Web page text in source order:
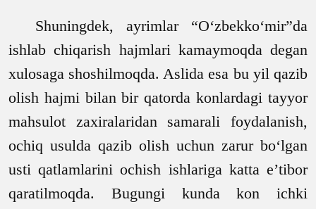
Shuningdek, ayrimlar “O‘zbekko‘mir”da
ishlab chiqarish hajmlari kamaymoqda degan
xulosaga shoshilmoqda. Aslida esa bu yil qazib
olish hajmi bilan bir qatorda konlardagi tayyor
mahsulot zaxiralaridan samarali foydalanish,
ochiq usulda qazib olish uchun zarur bo‘lgan
usti qatlamlarini ochish ishlariga katta e’tibor
qaratilmoqda. Bugungi kunda kon ichki